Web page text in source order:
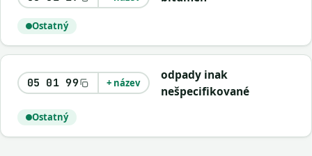
Ostatný
05 01 99 + název
odpady inak
nešpecifikované
Ostatný